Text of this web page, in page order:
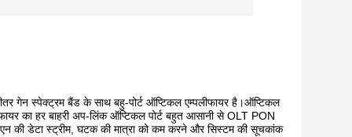
स्पेक्ट्रम बैंड के साथ बहु-पोर्ट ऑप्टिकल एम्पलीफायर है।ऑप्टिकल
का हर बाहरी अप-लिंक ऑप्टिकल पोर्ट बहुत आसानी से OLT PON
की डेटा स्ट्रीम, घटक की मात्रा को कम करने और सिस्टम की सूचकांक